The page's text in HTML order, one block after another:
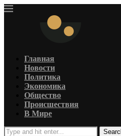
Главная
Новости
Политика
Экономика
Общество
Происшествия
В Мире